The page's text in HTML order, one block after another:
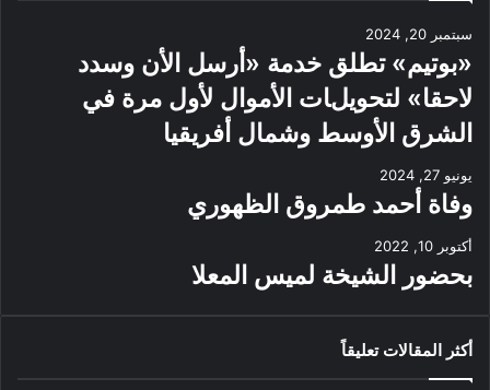
سبتمبر 20, 2024
«بوتيم» تطلق خدمة «أرسل الأن وسدد
لاحقا» لتحويلات الأموال لأول مرة في
الشرق الأوسط وشمال أفريقيا
يونيو 27, 2024
وفاة أحمد طمروق الظهوري
أكتوبر 10, 2022
بحضور الشيخة لميس المعلا
أكثر المقالات تعليقاً